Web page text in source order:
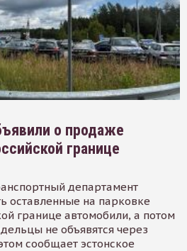
о продаже
границе
департамент
оставленные на парковке
границе автомобили, а потом
не объявятся через
сообщает эстонское